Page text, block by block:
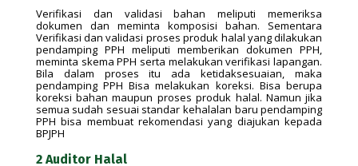
Verifikasi dan validasi bahan meliputi memeriksa
dokumen dan meminta komposisi bahan. Sementara
Verifikasi dan validasi proses produk halal yang dilakukan
pendamping PPH meliputi memberikan dokumen PPH,
meminta skema PPH serta melakukan verifikasi lapangan.
Bila dalam proses itu ada ketidaksesuaian, maka
pendamping PPH Bisa melakukan koreksi. Bisa berupa
koreksi bahan maupun proses produk halal. Namun jika
semua sudah sesuai standar kehalalan baru pendamping
PPH bisa membuat rekomendasi yang diajukan kepada
BPJPH
2 Auditor Halal